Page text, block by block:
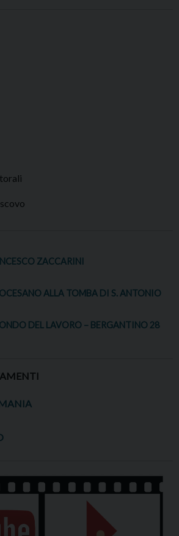
ZACCARINI
ALLA TOMBA DI S. ANTONIO
DEL LAVORO – BERGANTINO 28